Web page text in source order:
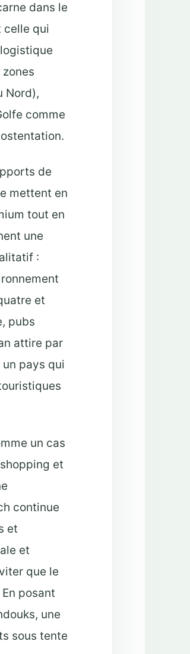
dans le
celle qui
Nord),
comme
de
mettent en
tout en
une
:
et
pubs
attire par
pays qui
un cas
et
continue
et
et
que le
posant
une
sous tente